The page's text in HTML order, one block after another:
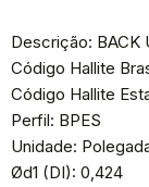
Descrição: BACK
Código Hallite
Código Hallite
Perfil: BPES
Unidade:
Ød1 (DI): 0,424